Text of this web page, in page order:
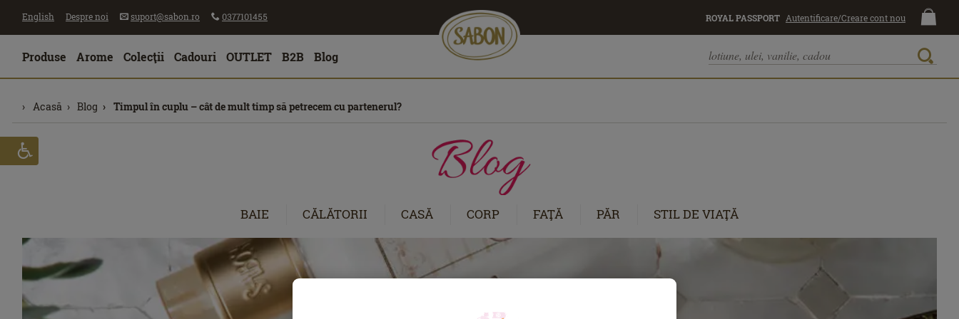
English Despre noi suport@sabon.ro 0377101455 ROYAL PASSPORT Autentificare/Creare cont nou
Produse Arome Colecţii Cadouri OUTLET B2B Blog
Acasă Blog Timpul în cuplu – cât de mult timp să petrecem cu partenerul?
BAIE CĂLĂTORII CASĂ CORP FAŢĂ PĂR STIL DE VIAŢĂ